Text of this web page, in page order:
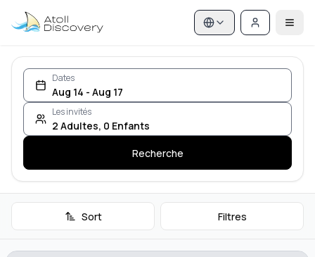
Dates
Aug 14 - Aug 17
Les invités
2 Adultes, 0 Enfants
Recherche
Sort Filtres